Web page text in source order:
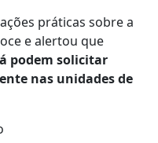
práticas sobre a
e alertou que
podem solicitar
nas unidades de